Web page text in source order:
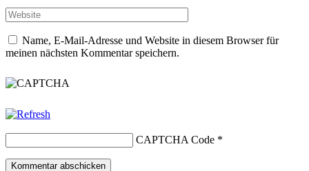
Name, E-Mail-Adresse und Website in diesem Browser für
meinen nächsten Kommentar speichern.
CAPTCHA Code *